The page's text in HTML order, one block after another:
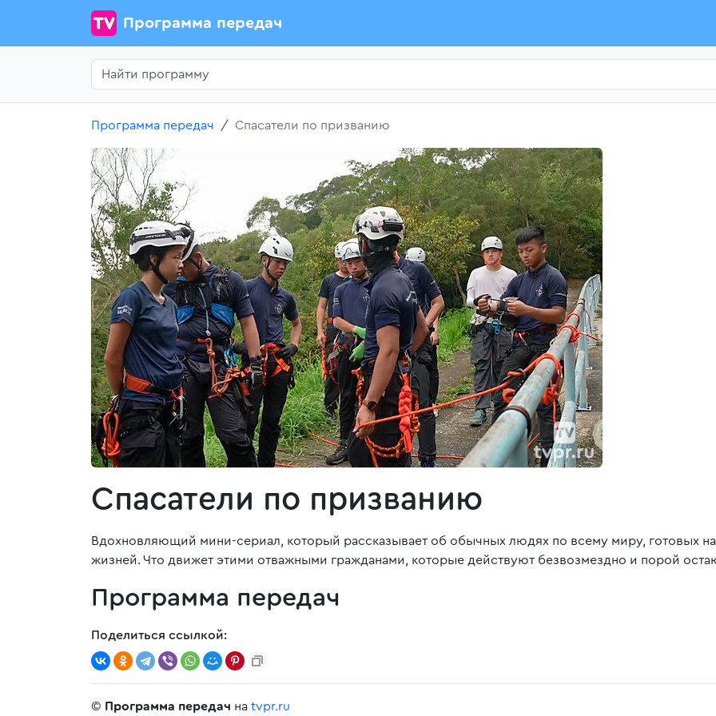
Программа передач
Программа передач Спасатели по призванию
Спасатели по призванию
Вдохновляющий мини-сериал, который рассказывает об обычных людях по всему миру, готовых
жизней. Что движет этими отважными гражданами, которые действуют безвозмездно и порой
Программа передач
Поделиться ссылкой:
© Программа передач на tvpr.ru